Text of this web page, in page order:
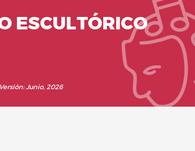
ESCULTÓRICO
Versión: Junio, 2026